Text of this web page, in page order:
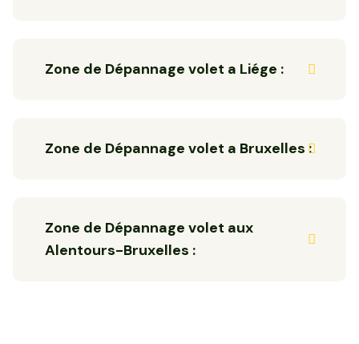
Zone de Dépannage volet a Liége :
Zone de Dépannage volet a Bruxelles :
Zone de Dépannage volet aux
Alentours-Bruxelles :